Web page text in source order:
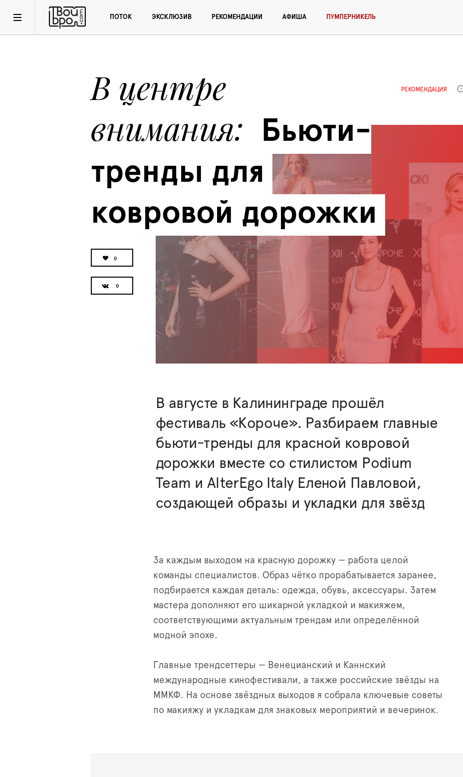
ПОТОК ЭКСКЛЮЗИВ РЕКОМЕНДАЦИИ АФИША ПУМПЕРНИКЕЛЬ
В центре
внимания
Бьюти-
тренды для
ковровой дорожки
0
РЕКОМЕНДАЦИЯ
В августе в Калининграде прошёл
фестиваль «Короче». Разбираем главные
бьюти-тренды для красной ковровой
дорожки вместе со стилистом Podium
Team и AlterEgo Italy Еленой Павловой,
создающей образы и укладки для звёзд
За каждым выходом на красную дорожку — работа целой
команды специалистов. Образ чётко прорабатывается заранее,
подбирается каждая деталь: одежда, обувь, аксессуары. Затем
мастера дополняют его шикарной укладкой и макияжем,
соответствующими актуальным трендам или определённой
модной эпохе.
Главные трендсеттеры — Венецианский и Каннский
международные кинофестивали, а также российские звёзды на
ММКФ. На основе звёздных выходов я собрала ключевые советы
по макияжу и укладкам для знаковых мероприятий и вечеринок.